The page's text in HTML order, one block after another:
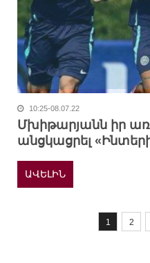
10:25-08.07.22
Մխիթարյանն իր
անցկացրել
ԱՎԵԼԻՆ
1 2